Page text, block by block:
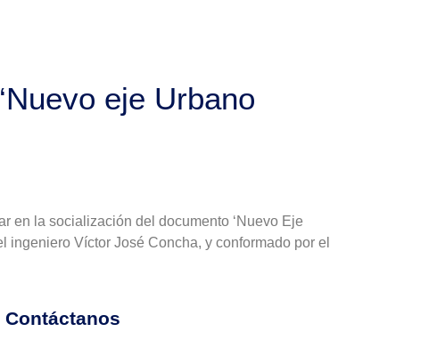
eje Urbano
en la socialización del documento ‘Nuevo Eje
Víctor José Concha, y conformado por el
Contáctanos